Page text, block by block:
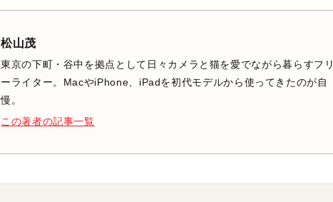
松山茂
東京の下町・谷中を拠点として日々カメラと猫を愛でながら暮らすフリ
ーライター。MacやiPhone、iPadを初代モデルから使ってきたのが自
慢。
この著者の記事一覧